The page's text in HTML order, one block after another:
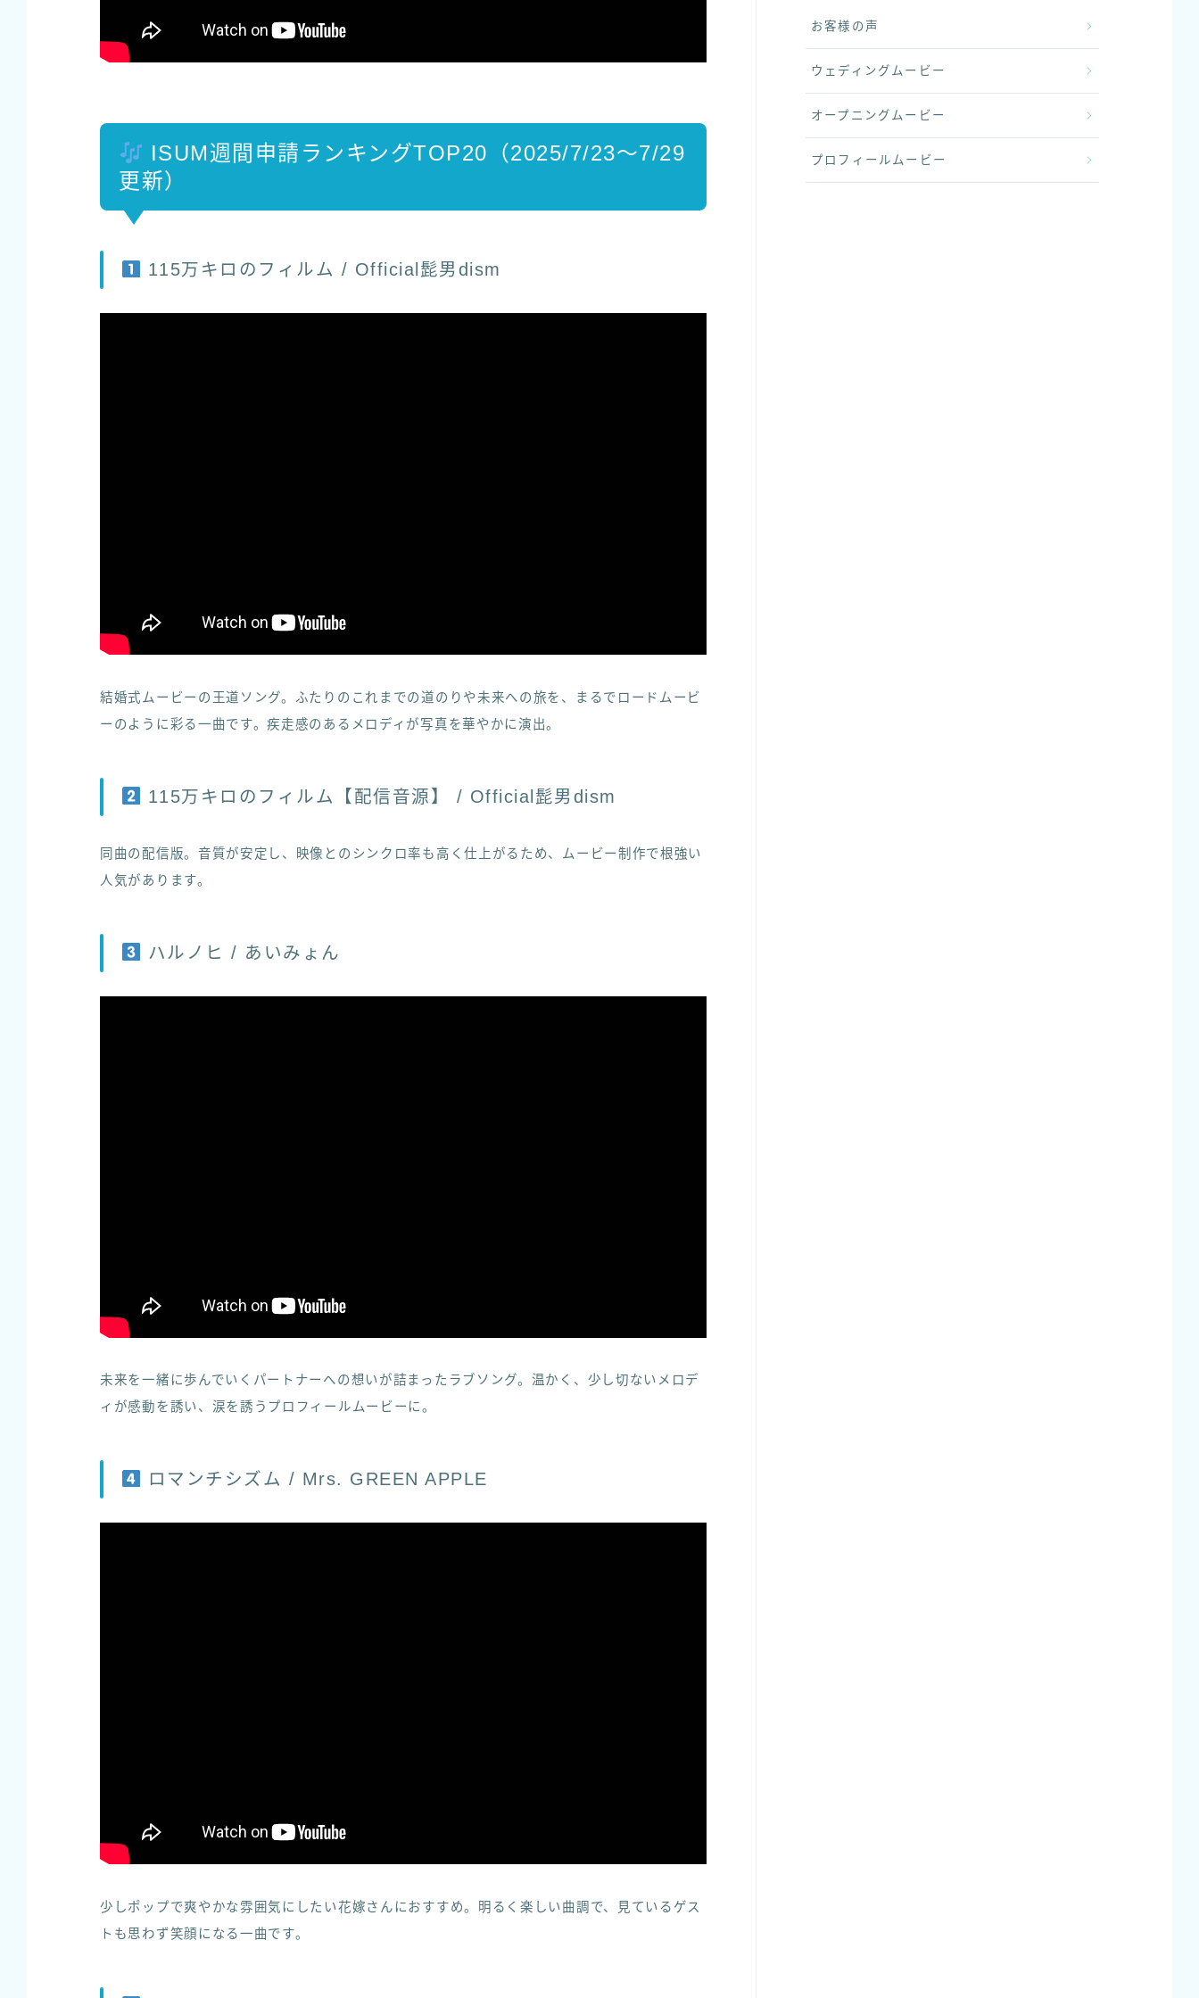
ISUM週間申請ランキングTOP20（2025/7/23～7/29
更新）
115万キロのフィルム / Official髭男dism
結婚式ムービーの王道ソング。ふたりのこれまでの道のりや未来への旅を、まるでロードムービ
ーのように彩る一曲です。疾走感のあるメロディが写真を華やかに演出。
115万キロのフィルム【配信音源】 / Official髭男dism
同曲の配信版。音質が安定し、映像とのシンクロ率も高く仕上がるため、ムービー制作で根強い
人気があります。
ハルノヒ / あいみょん
未来を一緒に歩んでいくパートナーへの想いが詰まったラブソング。温かく、少し切ないメロデ
ィが感動を誘い、涙を誘うプロフィールムービーに。
ロマンチシズム / Mrs. GREEN APPLE
少しポップで爽やかな雰囲気にしたい花嫁さんにおすすめ。明るく楽しい曲調で、見ているゲス
トも思わず笑顔になる一曲です。
お客様の声
ウェディングムービー
オープニングムービー
プロフィールムービー